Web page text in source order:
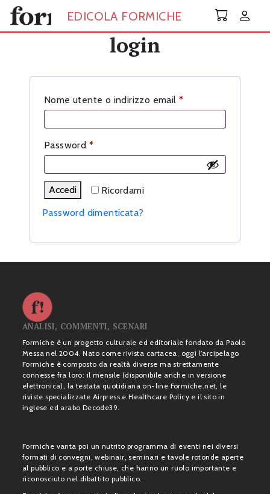
Skip to main content
EDICOLA FORMICHE
login
Nome utente o indirizzo email *Richiesto
Password *Richiesto
Ricordami
Accedi
Password dimenticata?
ANALISI, COMMENTI, SCENARI
Formiche è un progetto culturale ed editoriale fondato da Paolo
Messa nel 2004. Nato come rivista cartacea, oggi l’arcipelago
Formiche è composto da realtà diverse ma strettamente
connesse fra loro: il mensile (disponibile anche in versione
elettronica), la testata quotidiana on-line Formiche.net, le
riviste specializzate Airpress e Healthcare Policy e il sito in
inglese ed arabo Decode39.
Formiche vanta poi un nutrito programma di eventi nei diversi
formati di convegni, webinair, seminari e tavole rotonde aperte
al pubblico e a porte chiuse, che hanno un ruolo importante e
riconosciuto nel dibattito pubblico.